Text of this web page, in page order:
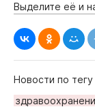
Выделите её и
Новости по тегу